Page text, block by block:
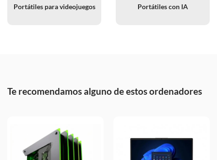
Portátiles para videojuegos Portátiles con IA
Te recomendamos alguno de estos ordenadores